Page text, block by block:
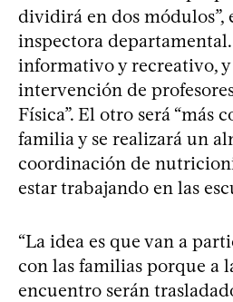
dividirá en dos módulos”,
inspectora
informativo y recreativo,
intervención de
Física”. El otro será “más
familia y se realizará un
coordinación de
estar trabajando en las
“La idea es que van a
con las familias porque a
encuentro serán